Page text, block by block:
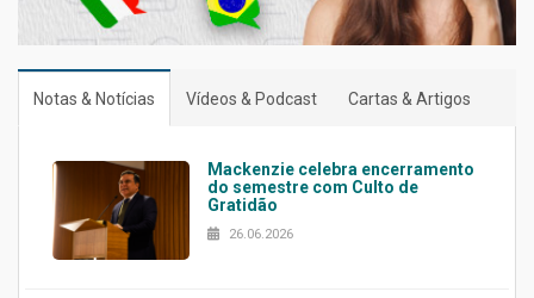
Notas & Notícias Vídeos & Podcast Cartas & Artigos
Mackenzie celebra encerramento
do semestre com Culto de
Gratidão
26.06.2026